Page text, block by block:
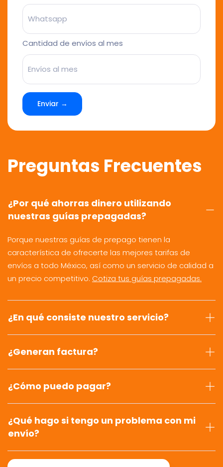
Cantidad de envíos al mes
Enviar →
Preguntas Frecuentes
¿Por qué ahorras dinero utilizando
nuestras guías prepagadas?
Porque nuestras guías de prepago tienen la
característica de ofrecerte las mejores tarifas de
envíos a todo México, así como un servicio de calidad a
un precio competitivo. Cotiza tus guías prepagadas.
¿En qué consiste nuestro servicio?
¿Generan factura?
¿Cómo puedo pagar?
¿Qué hago si tengo un problema con mi
envío?